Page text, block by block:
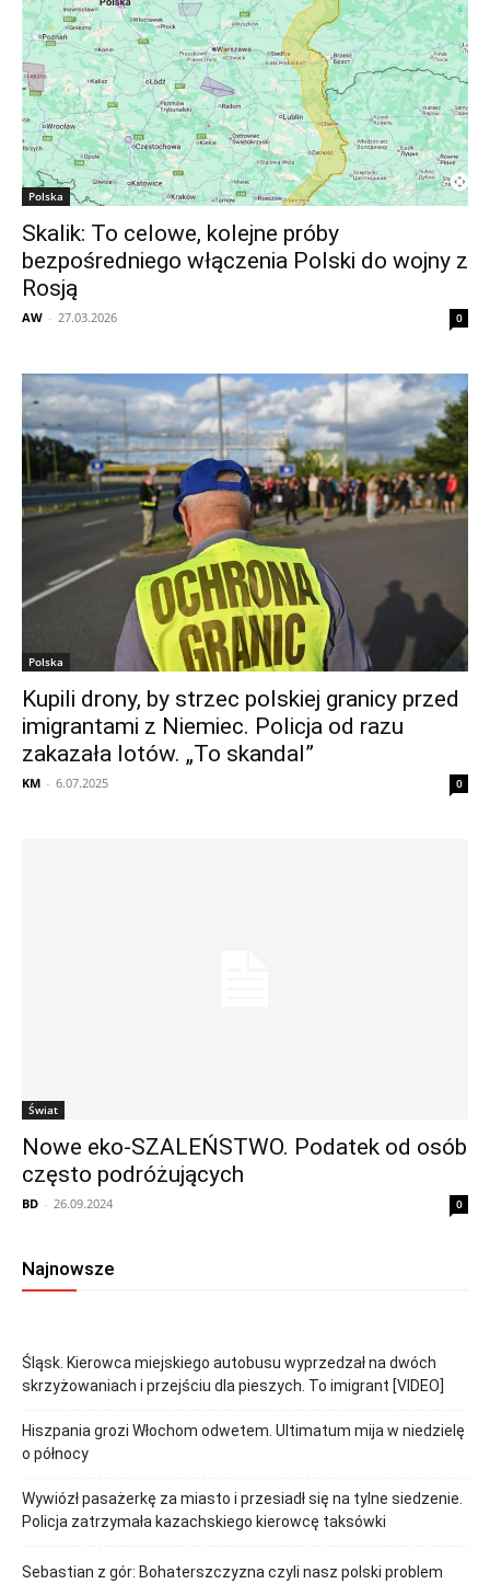
Polska
Skalik: To celowe, kolejne próby
bezpośredniego włączenia Polski do wojny z
Rosją
AW - 27.03.2026 0
Polska
Kupili drony, by strzec polskiej granicy przed
imigrantami z Niemiec. Policja od razu
zakazała lotów. „To skandal”
KM - 6.07.2025 0
Świat
Nowe eko-SZALEŃSTWO. Podatek od osób
często podróżujących
BD - 26.09.2024 0
Najnowsze
Śląsk. Kierowca miejskiego autobusu wyprzedzał na dwóch
skrzyżowaniach i przejściu dla pieszych. To imigrant [VIDEO]
Hiszpania grozi Włochom odwetem. Ultimatum mija w niedzielę
o północy
Wywiózł pasażerkę za miasto i przesiadł się na tylne siedzenie.
Policja zatrzymała kazachskiego kierowcę taksówki
Sebastian z gór: Bohaterszczyzna czyli nasz polski problem